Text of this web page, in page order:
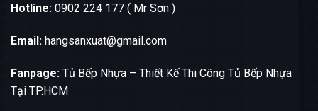
Hotline: 0902 224 177 ( Mr Sơn )
Email: hangsanxuat@gmail.com
Fanpage: Tủ Bếp Nhựa – Thiết Kế Thi Công Tủ Bếp Nhựa
Tại TP.HCM